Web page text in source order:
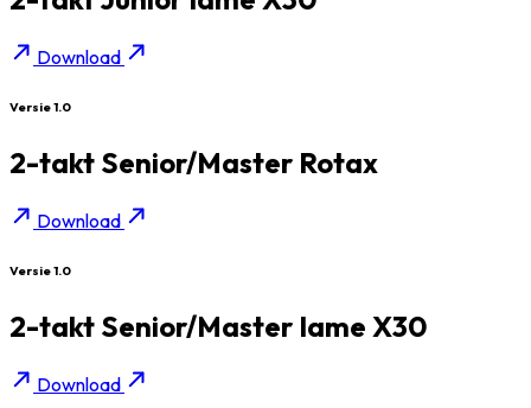
Download
Versie 1.0
2-takt Senior/Master Rotax
Download
Versie 1.0
2-takt Senior/Master Iame X30
Download